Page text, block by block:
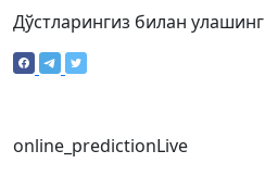
Дўстларингиз билан улашинг
online_predictionLive